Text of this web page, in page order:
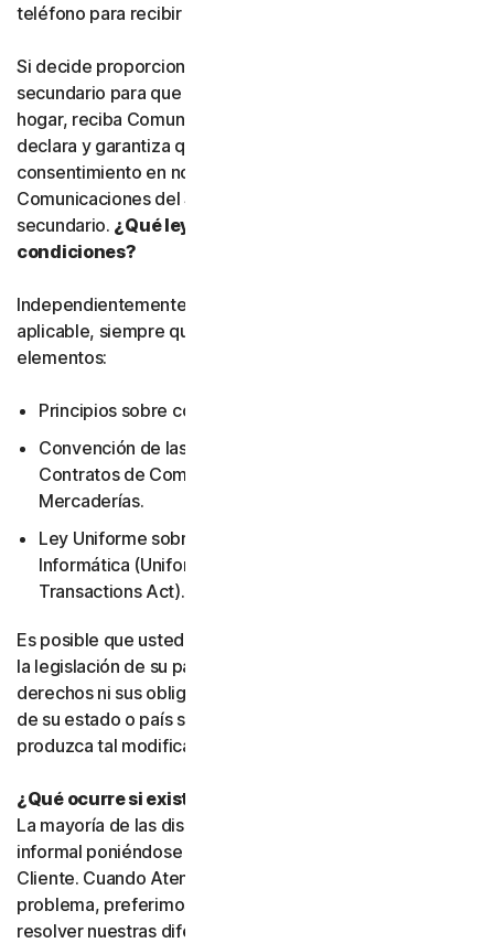
teléfono para recibir Comunicaciones del Servicio.
Si decide proporcionar un número de teléfono
secundario para que otra persona, o un miembro de su
hogar, reciba Comunicaciones del Servicio, usted
declara y garantiza que está autorizado a otorgar el
consentimiento en nombre de dicha persona para recibir
Comunicaciones del Servicio en el número de teléfono
secundario. ¿Qué leyes de qué país se aplican a estas
condiciones?
Independientemente de la legislación local que resulte
aplicable, siempre quedarán excluidos los siguientes
elementos:
Principios sobre conflicto de leyes.
Convención de las Naciones Unidas sobre los
Contratos de Compraventa Internacional de
Mercaderías.
Ley Uniforme sobre Transacciones de Información
Informática (Uniform Computer Information
Transactions Act).
Es posible que usted tenga otros derechos en virtud de
la legislación de su país. Este acuerdo no modifica sus
derechos ni sus obligaciones en virtud de la legislación
de su estado o país si dicha legislación no permite que se
produzca tal modificación.
¿Qué ocurre si existe una disputa?
La mayoría de las disputas pueden resolverse de manera
informal poniéndose en contacto con Atención al
Cliente. Cuando Atención al Cliente no pueda resolver el
problema, preferimos recurrir al arbitraje para intentar
resolver nuestras diferencias.